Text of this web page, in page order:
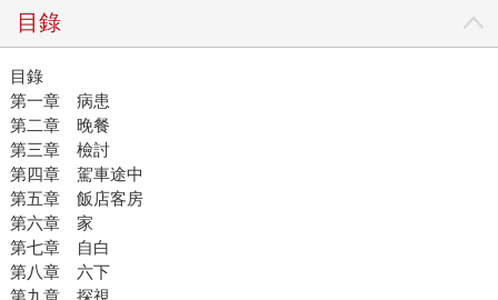
目錄
目錄
第一章 病患
第二章 晚餐
第三章 檢討
第四章 駕車途中
第五章 飯店客房
第六章 家
第七章 自白
第八章 六下
第九章 探視